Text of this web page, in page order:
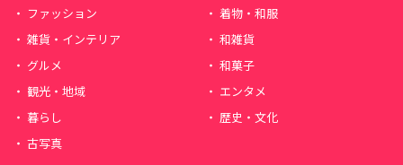
ファッション
着物・和服
雑貨・インテリア
和雑貨
グルメ
和菓子
観光・地域
エンタメ
暮らし
歴史・文化
古写真